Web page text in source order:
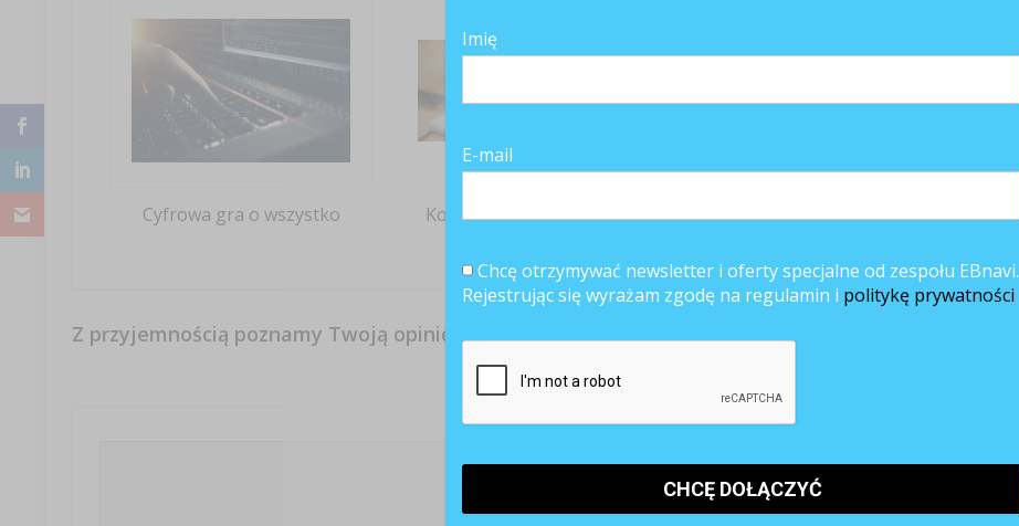
Cyfrowa gra o wszystko Korporacyjna propaganda
Lista „Najlepsze Miejsca Pracy
Z przyjemnością poznamy Twoją opinię
Imię
E-mail
Chcę otrzymywać newsletter i oferty specjalne od zespołu EBnavi.
Rejestrując się wyrażam zgodę na regulamin i politykę prywatności